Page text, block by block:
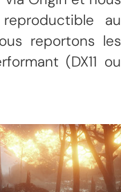
au
reportons les
(DX11 ou